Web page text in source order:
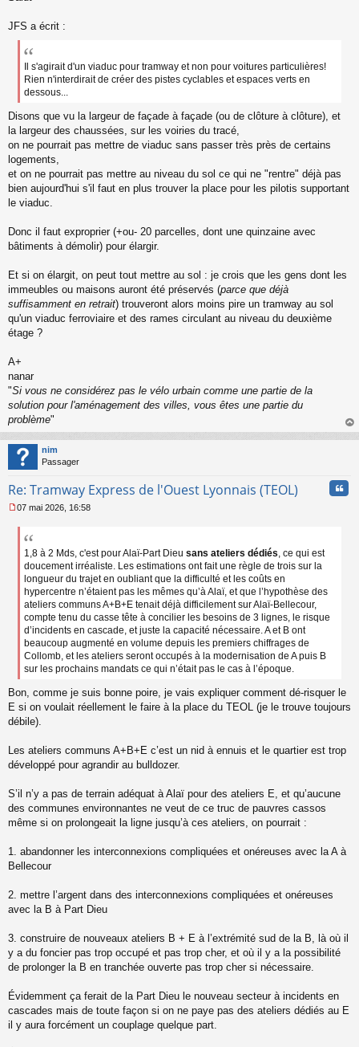
s
u
JFS a écrit :
Il s'agirait d'un viaduc pour tramway et non pour voitures particulières!
Rien n'interdirait de créer des pistes cyclables et espaces verts en
dessous...
Disons que vu la largeur de façade à façade (ou de clôture à clôture), et
la largeur des chaussées, sur les voiries du tracé,
on ne pourrait pas mettre de viaduc sans passer très près de certains
logements,
et on ne pourrait pas mettre au niveau du sol ce qui ne "rentre" déjà pas
bien aujourd'hui s'il faut en plus trouver la place pour les pilotis supportant
le viaduc.
Donc il faut exproprier (+ou- 20 parcelles, dont une quinzaine avec
bâtiments à démolir) pour élargir.
Et si on élargit, on peut tout mettre au sol : je crois que les gens dont les
immeubles ou maisons auront été préservés (parce que déjà
suffisamment en retrait) trouveront alors moins pire un tramway au sol
qu'un viaduc ferroviaire et des rames circulant au niveau du deuxième
étage ?
A+
nanar
"Si vous ne considérez pas le vélo urbain comme une partie de la
solution pour l'aménagement des villes, vous êtes une partie du
problème"
au
nim
Passager
Re: Tramway Express de l'Ouest Lyonnais (TEOL)
e
07 mai 2026, 16:58
1,8 à 2 Mds, c'est pour Alaï-Part Dieu sans ateliers dédiés, ce qui est
doucement irréaliste. Les estimations ont fait une règle de trois sur la
longueur du trajet en oubliant que la difficulté et les coûts en
hypercentre n’étaient pas les mêmes qu’à Alaï, et que l’hypothèse des
ateliers communs A+B+E tenait déjà difficilement sur Alaï-Bellecour,
compte tenu du casse tête à concilier les besoins de 3 lignes, le risque
d’incidents en cascade, et juste la capacité nécessaire. A et B ont
beaucoup augmenté en volume depuis les premiers chiffrages de
Collomb, et les ateliers seront occupés à la modernisation de A puis B
sur les prochains mandats ce qui n’était pas le cas à l’époque.
Bon, comme je suis bonne poire, je vais expliquer comment dé-risquer le
E si on voulait réellement le faire à la place du TEOL (je le trouve toujours
débile).
Les ateliers communs A+B+E c’est un nid à ennuis et le quartier est trop
développé pour agrandir au bulldozer.
S’il n’y a pas de terrain adéquat à Alaï pour des ateliers E, et qu’aucune
des communes environnantes ne veut de ce truc de pauvres cassos
même si on prolongeait la ligne jusqu’à ces ateliers, on pourrait :
1. abandonner les interconnexions compliquées et onéreuses avec la A à
Bellecour
2. mettre l’argent dans des interconnexions compliquées et onéreuses
avec la B à Part Dieu
3. construire de nouveaux ateliers B + E à l’extrémité sud de la B, là où il
y a du foncier pas trop occupé et pas trop cher, et où il y a la possibilité
de prolonger la B en tranchée ouverte pas trop cher si nécessaire.
Évidemment ça ferait de la Part Dieu le nouveau secteur à incidents en
cascades mais de toute façon si on ne paye pas des ateliers dédiés au E
il y aura forcément un couplage quelque part.